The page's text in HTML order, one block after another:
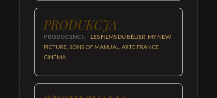
PRODUKCJA
PRODUCENCI:
LES FILMS DU BÉLIER, MY NEW
PICTURE, SONS OF MANUAL, ARTE FRANCE
CINÉMA